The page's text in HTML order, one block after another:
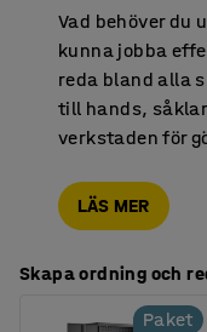
Vad behöver du
kunna jobba
reda bland alla
till hands,
verkstaden för
LÄS MER
Skapa ordning och
Paket